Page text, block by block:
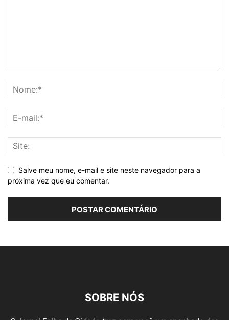
Salve meu nome, e-mail e site neste navegador para a
próxima vez que eu comentar.
SOBRE NÓS